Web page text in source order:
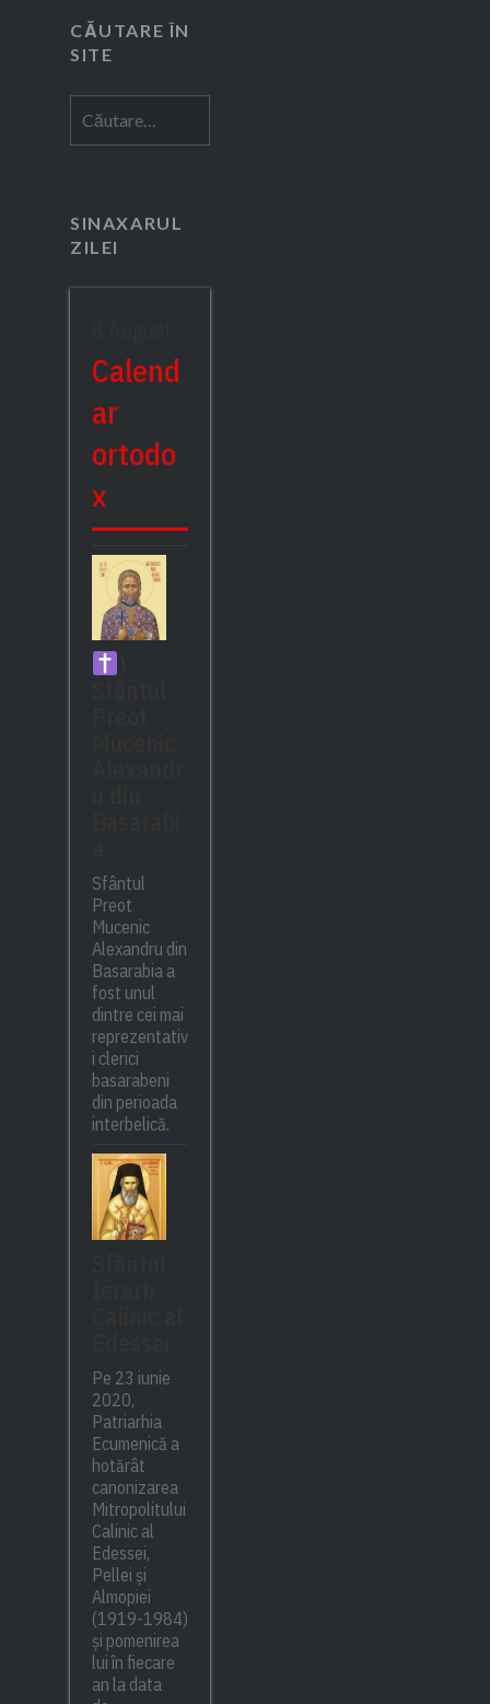
CĂUTARE ÎN
SITE
după:
SINAXARUL
ZILEI
Calend
ar
ortodo
x
Sfântul
Preot
Mucenic
Alexandru din
Basarabia a
fost unul
dintre cei mai
reprezentativ
i clerici
basarabeni
din perioada
interbelică.
Pe 23 iunie
2020,
Patriarhia
Ecumenică a
hotărât
canonizarea
Mitropolitului
Calinic al
Edessei,
Pellei și
Almopiei
(1919-1984)
și pomenirea
lui în fiecare
an la data